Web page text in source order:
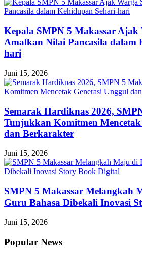
Kepala SMPN 5 Makassar Ajak
Amalkan Nilai Pancasila dalam
hari
Juni 15, 2026
Semarak Hardiknas 2026,
Tunjukkan Komitmen Mencetak
dan Berkarakter
Juni 15, 2026
SMPN 5 Makassar Melangkah
Guru Bahasa Dibekali Inovasi
Juni 15, 2026
Popular News